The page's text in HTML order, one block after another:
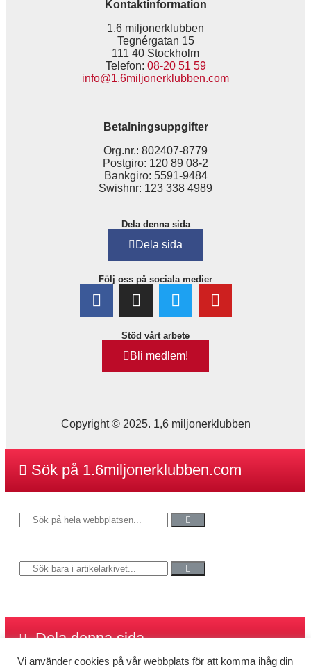
Kontaktinformation
1,6 miljonerklubben
Tegnérgatan 15
111 40 Stockholm
Telefon: 08-20 51 59
info@1.6miljonerklubben.com
Betalningsuppgifter
Org.nr.: 802407-8779
Postgiro: 120 89 08-2
Bankgiro: 5591-9484
Swishnr: 123 338 4989
Dela denna sida
Dela sida
Följ oss på sociala medier
Stöd vårt arbete
Bli medlem!
Copyright © 2025. 1,6 miljonerklubben
Vi använder cookies på vår webbplats för att komma ihåg din
Sök på 1.6miljonerklubben.com
Dela denna sida